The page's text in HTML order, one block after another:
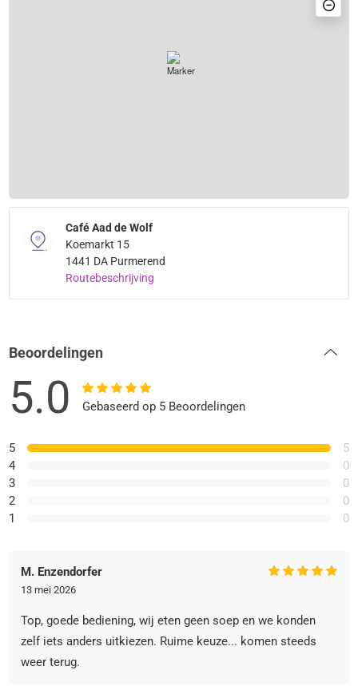
Café Aad de Wolf
Koemarkt 15
1441 DA Purmerend
Routebeschrijving
Beoordelingen
5.0 Gebaseerd op 5 Beoordelingen
5
4
3
2
1
5
0
0
0
0
M. Enzendorfer
13 mei 2026
Top, goede bediening, wij eten geen soep en we konden
zelf iets anders uitkiezen. Ruime keuze... komen steeds
weer terug.